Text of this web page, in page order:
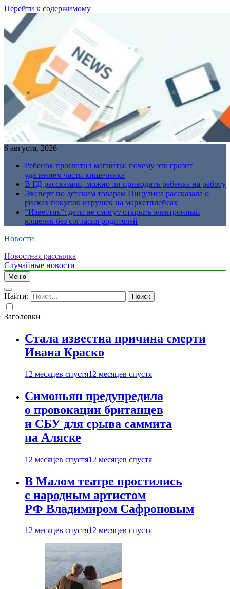
Перейти к содержимому
6 августа, 2026
Ребенок проглотил магниты: почему это грозит
удалением части кишечника
В ГД рассказали, можно ли приводить ребенка на работу
Эксперт по детским товарам Цицулина рассказала о
рисках покупок игрушек на маркетплейсах
“Известия”: дети не смогут открыть электронный
кошелек без согласия родителей
Новости
Новостная рассылка
Случайные новости
Меню
Найти:
Заголовки
Стала известна причина смерти
Ивана Краско
12 месяцев спустя12 месяцев спустя
Симоньян предупредила
о провокации британцев
и СБУ для срыва саммита
на Аляске
12 месяцев спустя12 месяцев спустя
В Малом театре простились
с народным артистом
РФ Владимиром Сафроновым
12 месяцев спустя12 месяцев спустя